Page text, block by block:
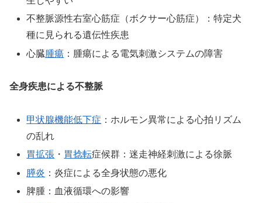
不整脈源性右室心筋症（ボクサー心筋症）：特定犬
種に見られる遺伝性疾患
心臓腫瘍 ：腫瘍による電気刺激システムの障害
全身疾患による不整脈
甲状腺機能低下症 ：ホルモン異常による心拍リズム
の乱れ
胃拡張 ・ 胃捻転症候群：迷走神経刺激による徐脈
膵炎 ：炎症による全身状態の悪化
脾腫：血液循環への影響